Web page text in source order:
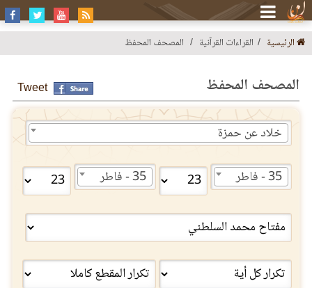
الرئيسية القراءات القرآنية المصحف المحفظ
المصحف المحفظ Tweet
خلاد عن حمزة
35 - فاطر 35 - فاطر